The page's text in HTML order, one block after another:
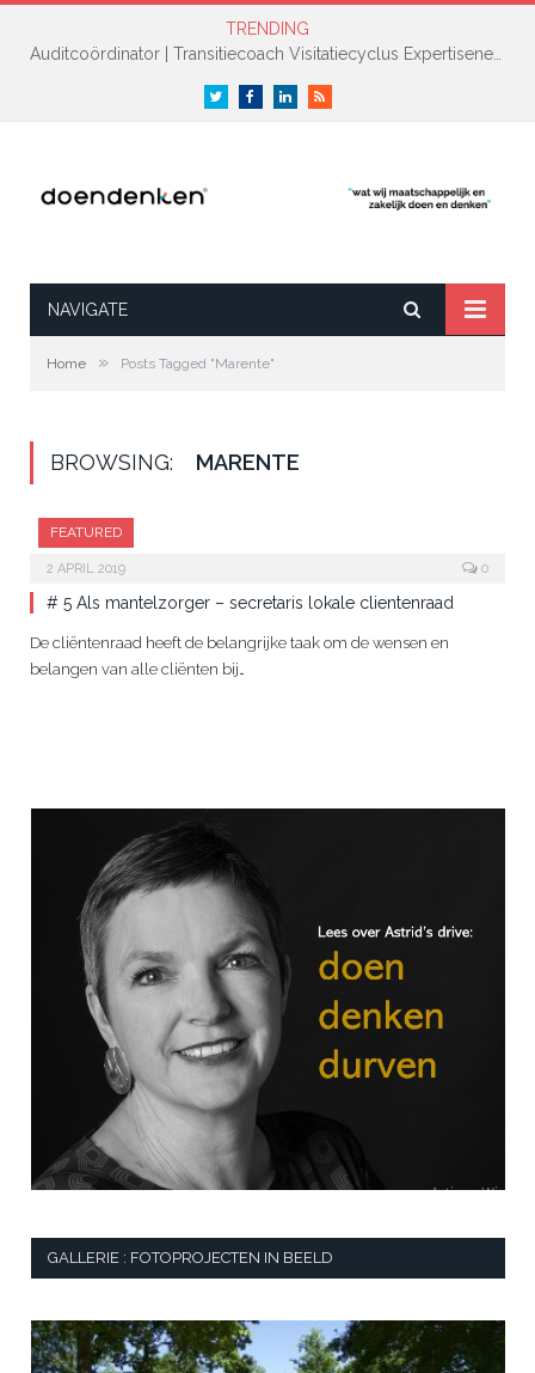
TRENDING
Auditcoördinator | Transitiecoach Visitatiecyclus Expertisenetwerk NAH +
Twitter FacebookLinkedInRSS
NAVIGATE
Home » Posts Tagged "Marente"
BROWSING: MARENTE
FEATURED
2 APRIL 2019 0
# 5 Als mantelzorger – secretaris lokale clientenraad
De cliëntenraad heeft de belangrijke taak om de wensen en
belangen van alle cliënten bij…
GALLERIE : FOTOPROJECTEN IN BEELD